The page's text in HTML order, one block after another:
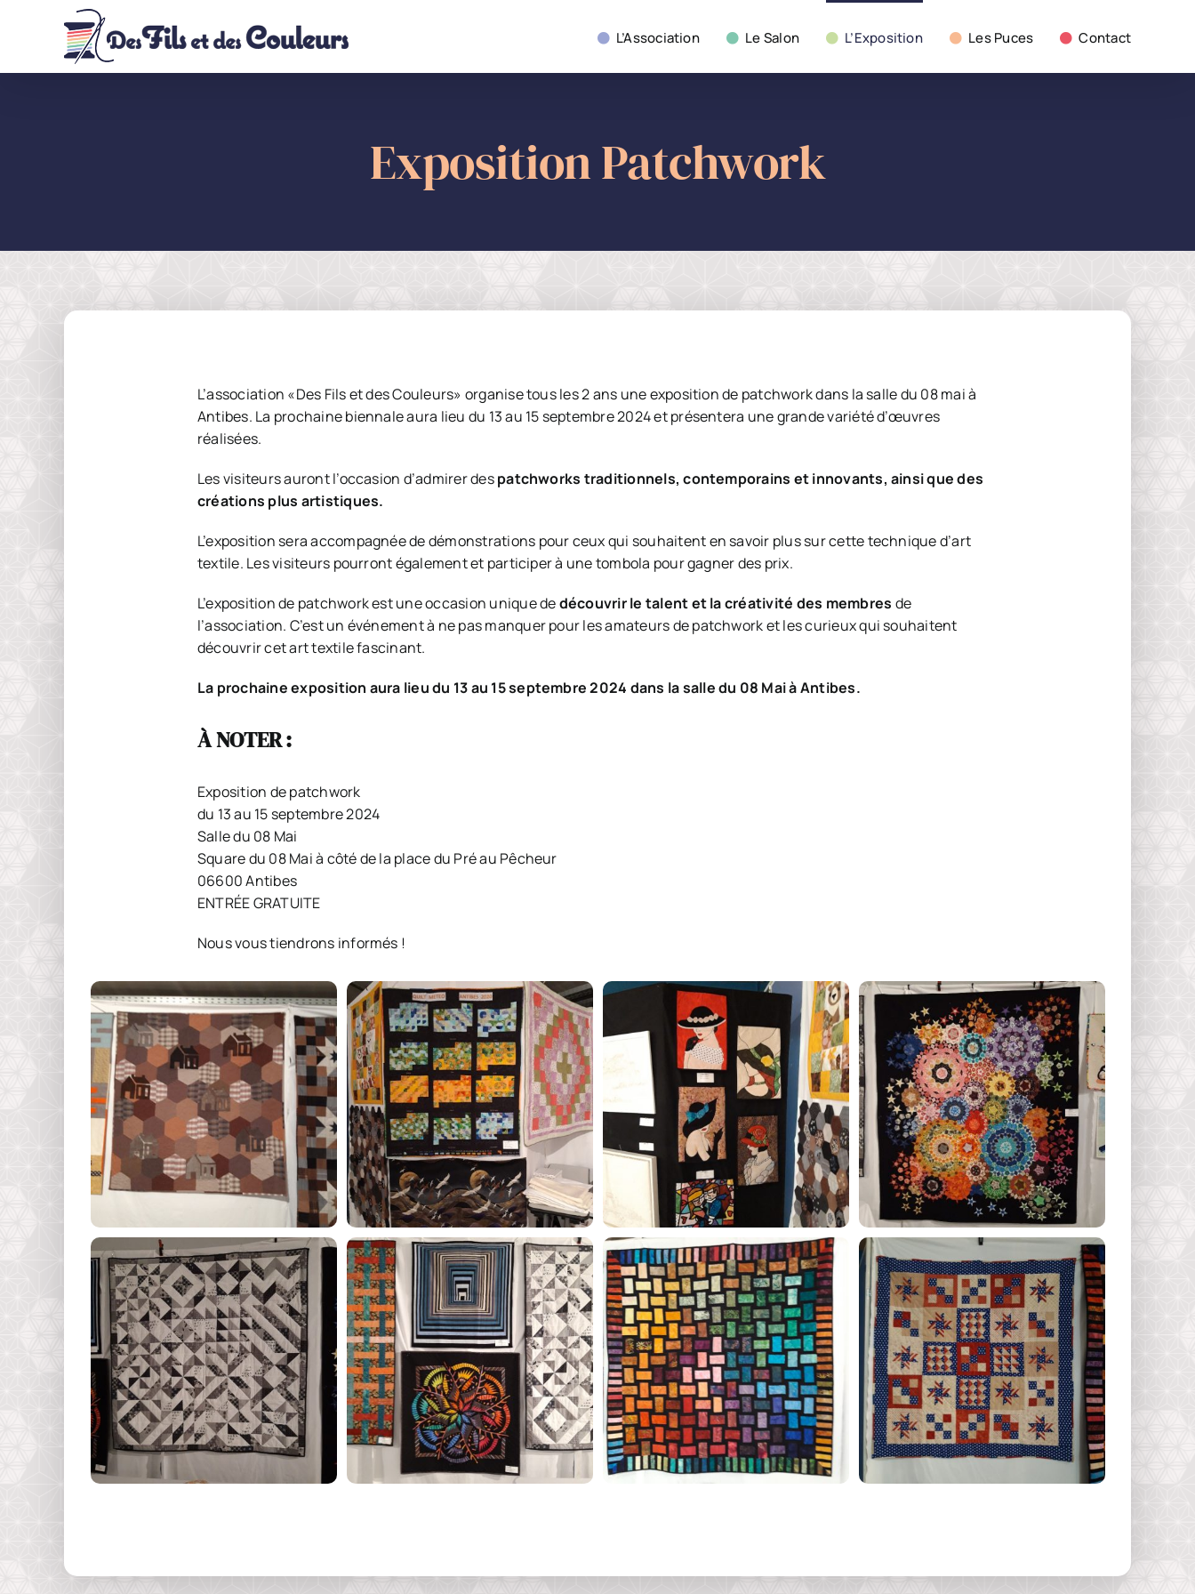
L’Association Le Salon L’Exposition Les Puces Contact
Exposition Patchwork
L’association «Des Fils et des Couleurs» organise tous les 2 ans une exposition de patchwork dans la salle du 08 mai à
Antibes. La prochaine biennale aura lieu du 13 au 15 septembre 2024 et présentera une grande variété d’œuvres
réalisées.
Les visiteurs auront l’occasion d’admirer despatchworks traditionnels, contemporains et innovants, ainsi que des
créations plus artistiques.
L’exposition sera accompagnée de démonstrations pour ceux qui souhaitent en savoir plus sur cette technique d’art
textile. Les visiteurs pourront également et participer à une tombola pour gagner des prix.
L’exposition de patchwork est une occasion unique dedécouvrir le talent et la créativité des membres de
l’association. C’est un événement à ne pas manquer pour les amateurs de patchwork et les curieux qui souhaitent
découvrir cet art textile fascinant.
La prochaine exposition aura lieu du 13 au 15 septembre 2024 dans la salle du 08 Mai à Antibes.
À NOTER :
Exposition de patchwork
du 13 au 15 septembre 2024
Salle du 08 Mai
Square du 08 Mai à côté de la place du Pré au Pêcheur
06600 Antibes
ENTRÉE GRATUITE
Nous vous tiendrons informés !